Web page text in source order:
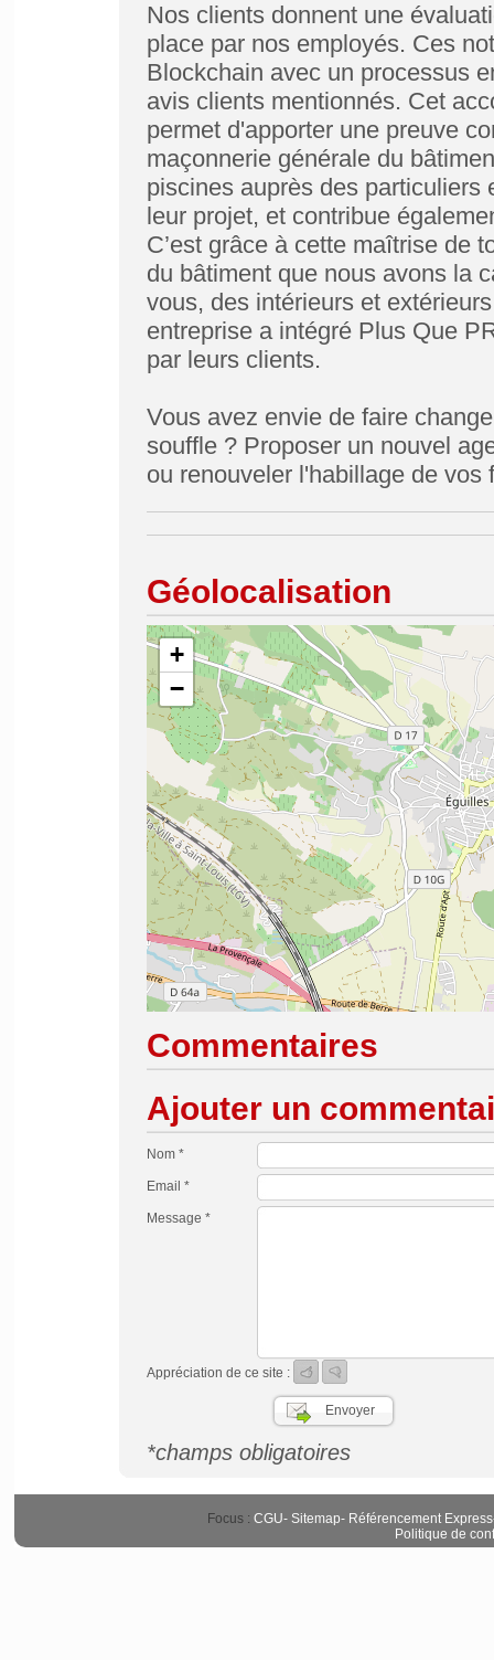
Nos clients donnent une
place par nos employés. Ces
Blockchain avec un processus
avis clients mentionnés. Cet
permet d'apporter une preuve
maçonnerie générale du
piscines auprès des particuliers
leur projet, et contribue
C’est grâce à cette maîtrise de
du bâtiment que nous avons la
vous, des intérieurs et
entreprise a intégré Plus Que
par leurs clients.
Vous avez envie de faire
souffle ? Proposer un nouvel
ou renouveler l'habillage de
Géolocalisation
+
−
Commentaires
Ajouter un
Nom *
Email *
Message *
Appréciation de ce site :
*champs obligatoires
Focus : CGU- Sitemap- Référencement Express
Politique de